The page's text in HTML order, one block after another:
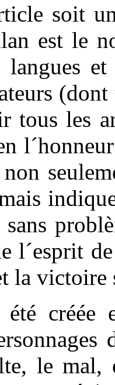
soit
est le
langues
tous les
non
sans
l´esprit
la victoire
créée
le